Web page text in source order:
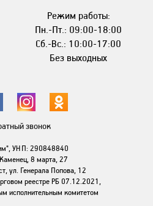
Режим работы:
Пн.-Пт.: 09:00-18:00
Сб.-Вс.: 10:00-17:00
Без выходных
звонок
УНП: 290848840
8 марта, 27
ул. Генерала Попова, 12
реестре РБ 07.12.2021,
исполнительным комитетом